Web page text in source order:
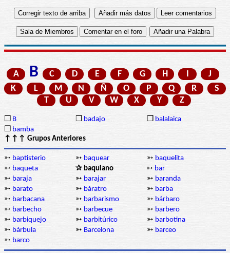
A B C D E F G H I
J
K
L M N Ñ O P Q R
S
T
U V W X Y Z
❒ B ❒ badajo ❒ balalaica
❒ bamba
↑↑↑ Grupos Anteriores
➳ baptisterio ➳ baquear ➳ baquelita
➳ baqueta ✰ baquiano ➳ bar
➳ baraja ➳ barajar ➳ baranda
➳ barato ➳ báratro ➳ barba
➳ barbacana ➳ barbarismo ➳ bárbaro
➳ barbecho ➳ barbecue ➳ barbero
➳ barbiquejo ➳ barbitúrico ➳ barbotina
➳ bárbula ➳ Barcelona ➳ barceo
➳ barco